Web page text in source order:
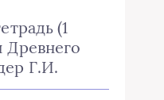
(1
Древнего
Г.И.